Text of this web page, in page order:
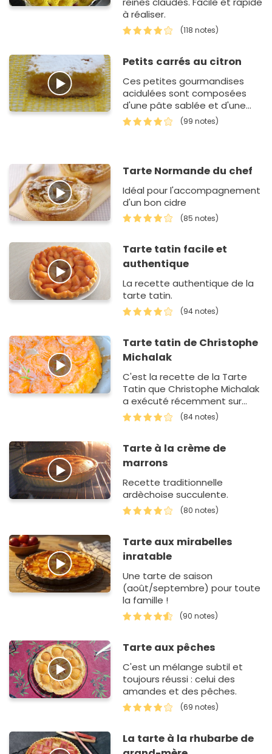
à réaliser.
(118 notes)
Petits carrés au citron
Ces petites gourmandises
acidulées sont composées
d'une pâte sablée et d'une
crème au citron, le tout
saupoudré de sucre glace ! Un
(99 notes)
Tarte Normande du chef
Idéal pour l'accompagnement
d'un bon cidre
(85 notes)
Tarte tatin facile et
authentique
La recette authentique de la
tarte tatin.
(94 notes)
Tarte tatin de Christophe
Michalak
C'est la recette de la Tarte
Tatin que Christophe Michalak
a exécuté récemment sur
Teva. La quantité de sirop
pour pocher les pommes me
(84 notes)
Tarte à la crème de
marrons
Recette traditionnelle
ardèchoise succulente.
(80 notes)
Tarte aux mirabelles
inratable
Une tarte de saison
(août/septembre) pour toute
la famille !
(90 notes)
Tarte aux pêches
C'est un mélange subtil et
toujours réussi : celui des
amandes et des pêches.
(69 notes)
La tarte à la rhubarbe de